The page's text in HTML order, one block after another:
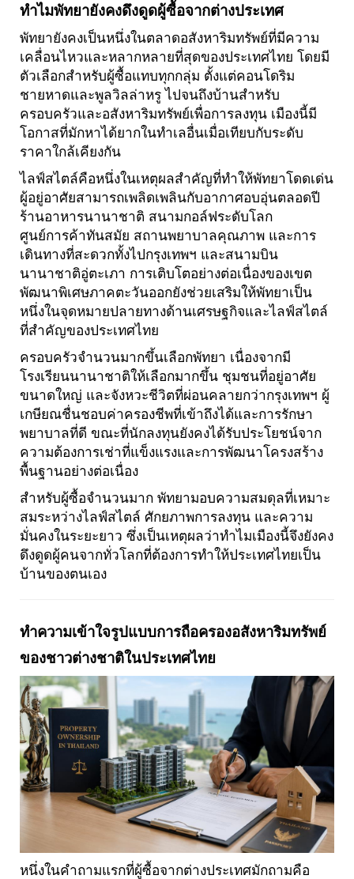
ทำไมพัทยายังคงดึงดูดผู้ซื้อจากต่างประเทศ
พัทยายังคงเป็นหนึ่งในตลาดอสังหาริมทรัพย์ที่มีความ
เคลื่อนไหวและหลากหลายที่สุดของประเทศไทย โดยมี
ตัวเลือกสำหรับผู้ซื้อแทบทุกกลุ่ม ตั้งแต่คอนโดริม
ชายหาดและพูลวิลล่าหรู ไปจนถึงบ้านสำหรับ
ครอบครัวและอสังหาริมทรัพย์เพื่อการลงทุน เมืองนี้มี
โอกาสที่มักหาได้ยากในทำเลอื่นเมื่อเทียบกับระดับ
ราคาใกล้เคียงกัน
ไลฟ์สไตล์คือหนึ่งในเหตุผลสำคัญที่ทำให้พัทยาโดดเด่น
ผู้อยู่อาศัยสามารถเพลิดเพลินกับอากาศอบอุ่นตลอดปี
ร้านอาหารนานาชาติ สนามกอล์ฟระดับโลก
ศูนย์การค้าทันสมัย สถานพยาบาลคุณภาพ และการ
เดินทางที่สะดวกทั้งไปกรุงเทพฯ และสนามบิน
นานาชาติอู่ตะเภา การเติบโตอย่างต่อเนื่องของเขต
พัฒนาพิเศษภาคตะวันออกยังช่วยเสริมให้พัทยาเป็น
หนึ่งในจุดหมายปลายทางด้านเศรษฐกิจและไลฟ์สไตล์
ที่สำคัญของประเทศไทย
ครอบครัวจำนวนมากขึ้นเลือกพัทยา เนื่องจากมี
โรงเรียนนานาชาติให้เลือกมากขึ้น ชุมชนที่อยู่อาศัย
ขนาดใหญ่ และจังหวะชีวิตที่ผ่อนคลายกว่ากรุงเทพฯ ผู้
เกษียณชื่นชอบค่าครองชีพที่เข้าถึงได้และการรักษา
พยาบาลที่ดี ขณะที่นักลงทุนยังคงได้รับประโยชน์จาก
ความต้องการเช่าที่แข็งแรงและการพัฒนาโครงสร้าง
พื้นฐานอย่างต่อเนื่อง
สำหรับผู้ซื้อจำนวนมาก พัทยามอบความสมดุลที่เหมาะ
สมระหว่างไลฟ์สไตล์ ศักยภาพการลงทุน และความ
มั่นคงในระยะยาว ซึ่งเป็นเหตุผลว่าทำไมเมืองนี้จึงยังคง
ดึงดูดผู้คนจากทั่วโลกที่ต้องการทำให้ประเทศไทยเป็น
บ้านของตนเอง
ทำความเข้าใจรูปแบบการถือครองอสังหาริมทรัพย์
ของชาวต่างชาติในประเทศไทย
หนึ่งในคำถามแรกที่ผู้ซื้อจากต่างประเทศมักถามคือ